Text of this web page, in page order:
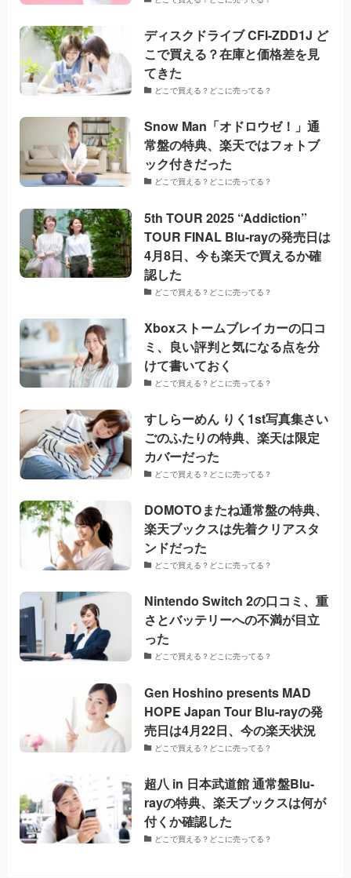
ディスクドライブ CFI-ZDD1J ど
こで買える？在庫と価格差を見
てきた
どこで買える？どこに売ってる？
Snow Man「オドロウゼ！」通
常盤の特典、楽天ではフォトブ
ック付きだった
どこで買える？どこに売ってる？
5th TOUR 2025 “Addiction”
TOUR FINAL Blu-rayの発売日は
4月8日、今も楽天で買えるか確
認した
どこで買える？どこに売ってる？
Xboxストームブレイカーの口コ
ミ、良い評判と気になる点を分
けて書いておく
どこで買える？どこに売ってる？
すしらーめん りく1st写真集さい
ごのふたりの特典、楽天は限定
カバーだった
どこで買える？どこに売ってる？
DOMOTOまたね通常盤の特典、
楽天ブックスは先着クリアスタ
ンドだった
どこで買える？どこに売ってる？
Nintendo Switch 2の口コミ、重
さとバッテリーへの不満が目立
った
どこで買える？どこに売ってる？
Gen Hoshino presents MAD
HOPE Japan Tour Blu-rayの発
売日は4月22日、今の楽天状況
どこで買える？どこに売ってる？
超八 in 日本武道館 通常盤Blu-
rayの特典、楽天ブックスは何が
付くか確認した
どこで買える？どこに売ってる？